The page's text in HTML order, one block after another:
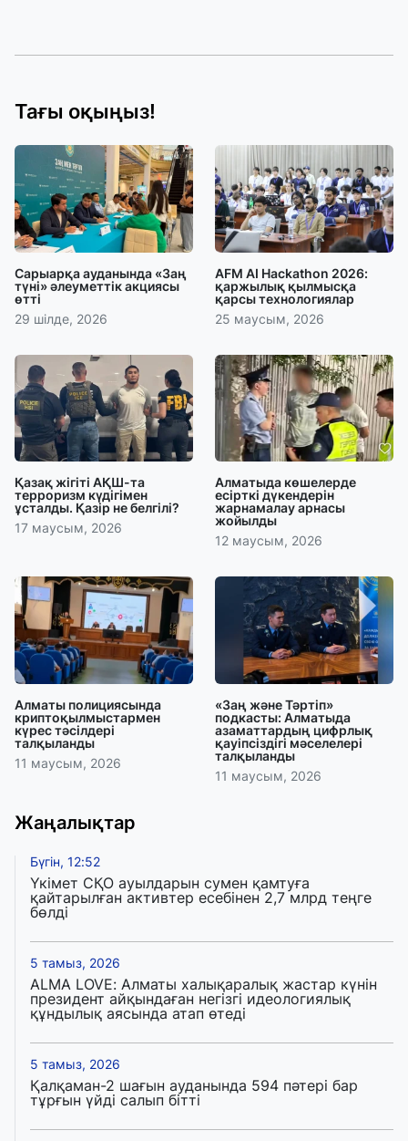
Тағы оқыңыз!
Сарыарқа ауданында «Заң
түні» әлеуметтік акциясы
өтті
29 шілде, 2026
AFM AI Hackathon 2026:
қаржылық қылмысқа
қарсы технологиялар
25 маусым, 2026
Қазақ жігіті АҚШ-та
терроризм күдігімен
ұсталды. Қазір не белгілі?
17 маусым, 2026
Алматыда көшелерде
есірткі дүкендерін
жарнамалау арнасы
жойылды
12 маусым, 2026
Алматы полициясында
криптоқылмыстармен
күрес тәсілдері
талқыланды
11 маусым, 2026
«Заң және Тәртіп»
подкасты: Алматыда
азаматтардың цифрлық
қауіпсіздігі мәселелері
талқыланды
11 маусым, 2026
Жаңалықтар
Бүгін, 12:52
Үкімет СҚО ауылдарын сумен қамтуға
қайтарылған активтер есебінен 2,7 млрд теңге
бөлді
5 тамыз, 2026
ALMA LOVE: Алматы халықаралық жастар күнін
президент айқындаған негізгі идеологиялық
құндылық аясында атап өтеді
5 тамыз, 2026
Қалқаман-2 шағын ауданында 594 пәтері бар
тұрғын үйді салып бітті